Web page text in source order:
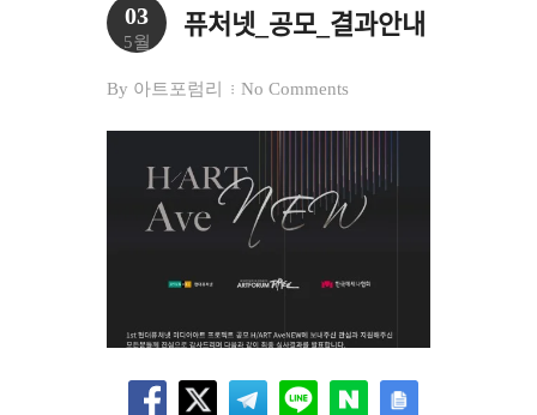
03
5월
퓨처넷_공모_결과안내
By 아트포럼리 No Comments